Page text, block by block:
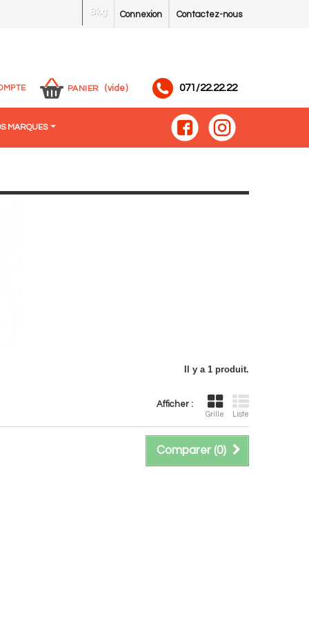
Contactez-nous
Connexion
Blog
PANIER (vide) 071/22.22.22
MARQUES
Il y a 1 produit.
Afficher :
Grille Liste
Comparer (0)